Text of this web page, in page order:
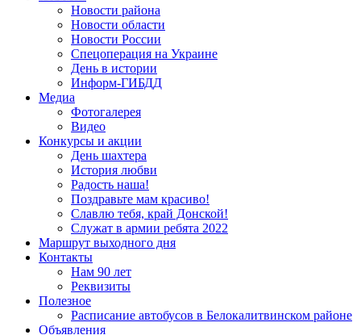
Главная
Новости
Новости района
Новости области
Новости России
Спецоперация на Украине
День в истории
Информ-ГИБДД
Медиа
Фотогалерея
Видео
Конкурсы и акции
День шахтера
История любви
Радость наша!
Поздравьте мам красиво!
Славлю тебя, край Донской!
Служат в армии ребята 2022
Маршрут выходного дня
Контакты
Нам 90 лет
Реквизиты
Полезное